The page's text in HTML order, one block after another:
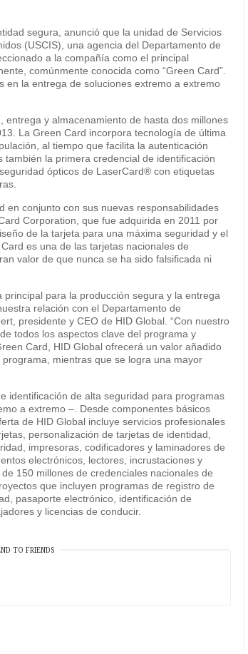
segura, anunció que la unidad de Servicios
(USCIS), una agencia del Departamento de
a la compañía como el principal
comúnmente conocida como “Green Card”.
en la entrega de soluciones extremo a extremo
y almacenamiento de hasta dos millones
La Green Card incorpora tecnología de última
al tiempo que facilita la autenticación
la primera credencial de identificación
ópticos de LaserCard® con etiquetas
en conjunto con sus nuevas responsabilidades
Corporation, que fue adquirida en 2011 por
de la tarjeta para una máxima seguridad y el
es una de las tarjetas nacionales de
valor de que nunca se ha sido falsificada ni
para la producción segura y la entrega
relación con el Departamento de
presidente y CEO de HID Global. “Con nuestro
todos los aspectos clave del programa y
Card, HID Global ofrecerá un valor añadido
mientras que se logra una mayor
identificación de alta seguridad para programas
a extremo –. Desde componentes básicos
de HID Global incluye servicios profesionales
personalización de tarjetas de identidad,
impresoras, codificadores y laminadores de
electrónicos, lectores, incrustaciones y
150 millones de credenciales nacionales de
que incluyen programas de registro de
pasaporte electrónico, identificación de
y licencias de conducir.
TO FRIENDS